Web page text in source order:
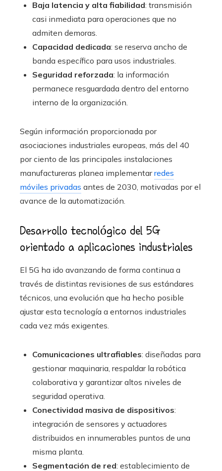
Baja latencia y alta fiabilidad: transmisión
casi inmediata para operaciones que no
admiten demoras.
Capacidad dedicada: se reserva ancho de
banda específico para usos industriales.
Seguridad reforzada: la información
permanece resguardada dentro del entorno
interno de la organización.
Según información proporcionada por
asociaciones industriales europeas, más del 40
por ciento de las principales instalaciones
manufactureras planea implementarredes
móviles privadas antes de 2030, motivadas por el
avance de la automatización.
Desarrollo tecnológico del 5G
orientado a aplicaciones industriales
El 5G ha ido avanzando de forma continua a
través de distintas revisiones de sus estándares
técnicos, una evolución que ha hecho posible
ajustar esta tecnología a entornos industriales
cada vez más exigentes.
Comunicaciones ultrafiables: diseñadas para
gestionar maquinaria, respaldar la robótica
colaborativa y garantizar altos niveles de
seguridad operativa.
Conectividad masiva de dispositivos:
integración de sensores y actuadores
distribuidos en innumerables puntos de una
misma planta.
Segmentación de red: establecimiento de